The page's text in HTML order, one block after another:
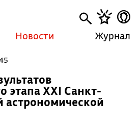
Новости Журнал
этапа XXI Санкт-
астрономической